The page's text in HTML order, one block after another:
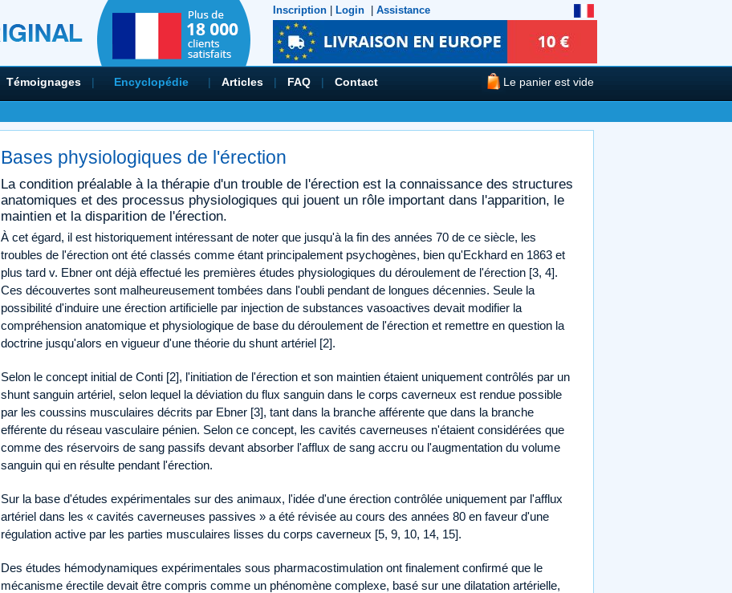
Inscription Login Assistance
Témoignages | Encyclopédie | Articles | FAQ | Contact Le panier est vide
Bases physiologiques de l'érection
La condition préalable à la thérapie d'un trouble de l'érection est la connaissance des structures
anatomiques et des processus physiologiques qui jouent un rôle important dans l'apparition, le
maintien et la disparition de l'érection.
À cet égard, il est historiquement intéressant de noter que jusqu'à la fin des années 70 de ce siècle, les
troubles de l'érection ont été classés comme étant principalement psychogènes, bien qu'Eckhard en 1863 et
plus tard v. Ebner ont déjà effectué les premières études physiologiques du déroulement de l'érection [3, 4].
Ces découvertes sont malheureusement tombées dans l'oubli pendant de longues décennies. Seule la
possibilité d'induire une érection artificielle par injection de substances vasoactives devait modifier la
compréhension anatomique et physiologique de base du déroulement de l'érection et remettre en question la
doctrine jusqu'alors en vigueur d'une théorie du shunt artériel [2].
Selon le concept initial de Conti [2], l'initiation de l'érection et son maintien étaient uniquement contrôlés par un
shunt sanguin artériel, selon lequel la déviation du flux sanguin dans le corps caverneux est rendue possible
par les coussins musculaires décrits par Ebner [3], tant dans la branche afférente que dans la branche
efférente du réseau vasculaire pénien. Selon ce concept, les cavités caverneuses n'étaient considérées que
comme des réservoirs de sang passifs devant absorber l'afflux de sang accru ou l'augmentation du volume
sanguin qui en résulte pendant l'érection.
Sur la base d'études expérimentales sur des animaux, l'idée d'une érection contrôlée uniquement par l'afflux
artériel dans les « cavités caverneuses passives » a été révisée au cours des années 80 en faveur d'une
régulation active par les parties musculaires lisses du corps caverneux [5, 9, 10, 14, 15].
Des études hémodynamiques expérimentales sous pharmacostimulation ont finalement confirmé que le
mécanisme érectile devait être compris comme un phénomène complexe, basé sur une dilatation artérielle,